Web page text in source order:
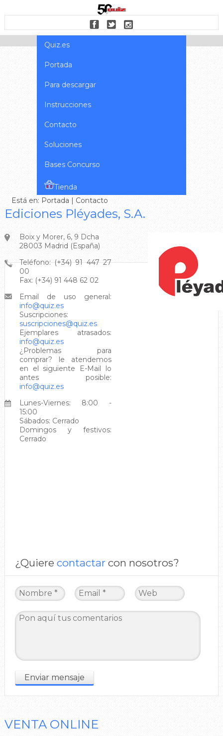
Quiz.es
Portada
Para descargar
Instrucciones
Contacto
Soluciones
Bases Concurso
Tienda
Está en: Portada | Contacto
Ediciones Pléyades, S.A.
Boix y Morer, 6, 9 Dcha
28003 Madrid (España)
Teléfono: (+34) 91 447 27
00
Fax: (+34) 91 448 62 02
Email de uso general:
info@quiz.es
Suscripciones:
suscripciones@quiz.es
Ejemplares atrasados:
info@quiz.es
¿Problemas para
comprar? le atendemos
en el siguiente E-Mail lo
antes posible:
info@quiz.es
Lunes-Viernes: 8:00 -
15:00
Sábados: Cerrado
Domingos y festivos:
Cerrado
¿Quiere contactarcon nosotros?
VENTA ONLINE